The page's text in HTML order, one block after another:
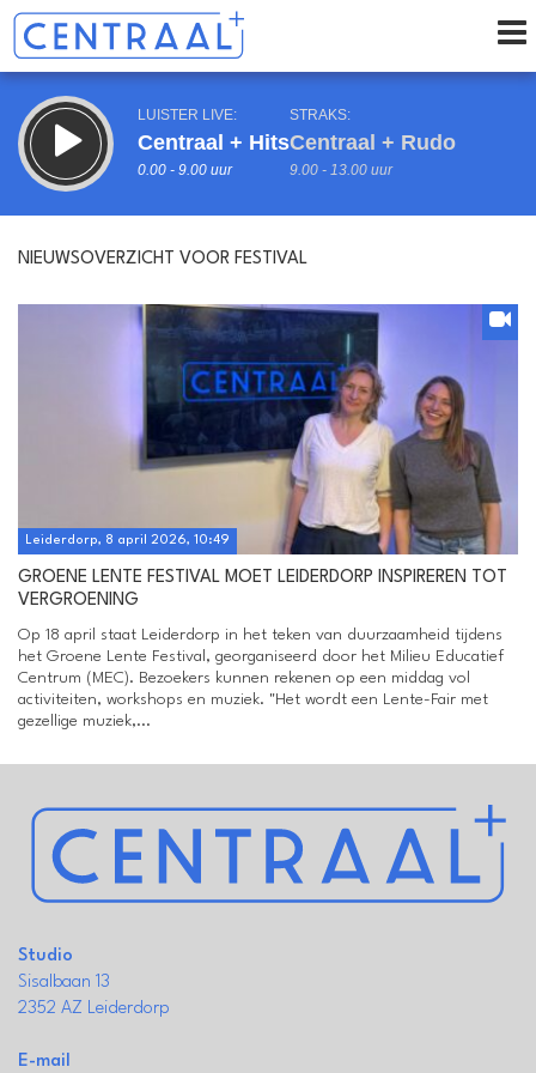
LUISTER LIVE:
Centraal + Hits
0.00 - 9.00 uur
STRAKS:
Centraal + Rudo
9.00 - 13.00 uur
Vorig uur Volgend uur
NIEUWSOVERZICHT VOOR FESTIVAL
Leiderdorp, 8 april 2026, 10:49
GROENE LENTE FESTIVAL MOET LEIDERDORP INSPIREREN TOT
VERGROENING
Op 18 april staat Leiderdorp in het teken van duurzaamheid tijdens
het Groene Lente Festival, georganiseerd door het Milieu Educatief
Centrum (MEC). Bezoekers kunnen rekenen op een middag vol
activiteiten, workshops en muziek. "Het wordt een Lente-Fair met
gezellige muziek,...
Studio
Sisalbaan 13
2352 AZ Leiderdorp
E-mail